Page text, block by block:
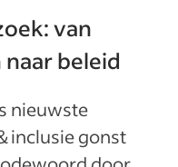
van
beleid
nieuwste
inclusie gonst